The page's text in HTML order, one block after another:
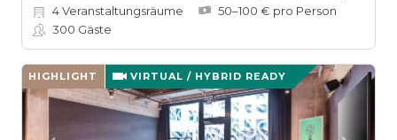
4Veranstaltungsräume
50–100 € pro Person
300 Gäste
HIGHLIGHT VIRTUAL / HYBRID READY